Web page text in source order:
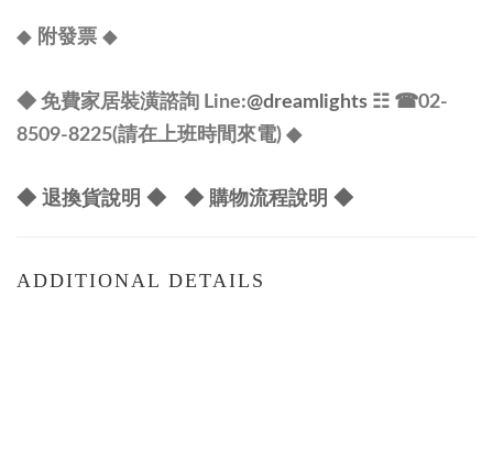
◆ 附發票◆
◆ 免費家居裝潢諮詢 Line:@dreamlights ☷ ☎02-
8509-8225(請在上班時間來電) ◆
◆ 退換貨說明 ◆ ◆ 購物流程說明 ◆
ADDITIONAL DETAILS